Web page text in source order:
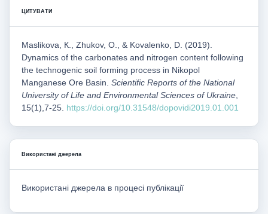
ЦИТУВАТИ
Maslikova, К., Zhukov, О., & Kovalenko, D. (2019).
Dynamics of the carbonates and nitrogen content following
the technogenic soil forming process in Nikopol
Manganese Ore Basin. Scientific Reports of the National
University of Life and Environmental Sciences of Ukraine,
15(1),7-25. https://doi.org/10.31548/dopovidi2019.01.001
Використані джерела
Використані джерела в процесі публікації